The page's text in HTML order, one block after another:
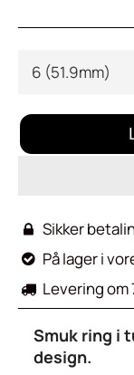
 Sikker
 På lager i
 Levering
Smuk ring i
design.